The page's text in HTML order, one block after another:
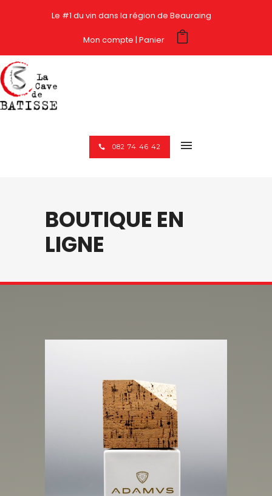
Le #1 du vin dans la région de Beauraing
Mon compte Panier
082 74 46 42
BOUTIQUE EN
LIGNE